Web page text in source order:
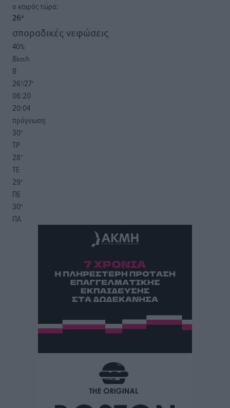
o καιρός τώρα:
26°
σποραδικές νεφώσεις
40%
8km/h
Β
26°/27°
06:20
20:04
πρόγνωση:
30°
ΤΡ
28°
ΤΕ
29°
ΠΕ
30°
ΠΑ